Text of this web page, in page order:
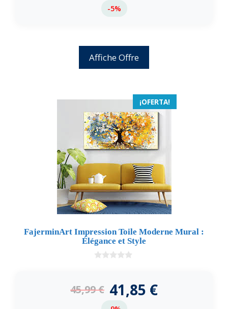
-5%
Affiche Offre
¡OFERTA!
FajerminArt Impression Toile Moderne Mural :
Élégance et Style
5
45,99€ 41,85 €